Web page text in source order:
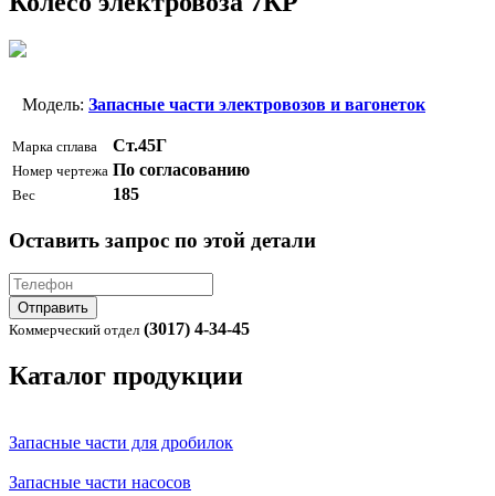
Модель: Запасные части электровозов и вагонеток
Марка сплава Ст.45Г
Номер чертежа По согласованию
Вес 185
Оставить запрос по этой детали
Отправить
Коммерческий отдел (3017) 4-34-45
Каталог продукции
Запасные части для дробилок
Запасные части насосов